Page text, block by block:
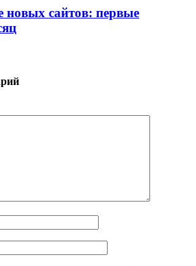
новых сайтов: первые